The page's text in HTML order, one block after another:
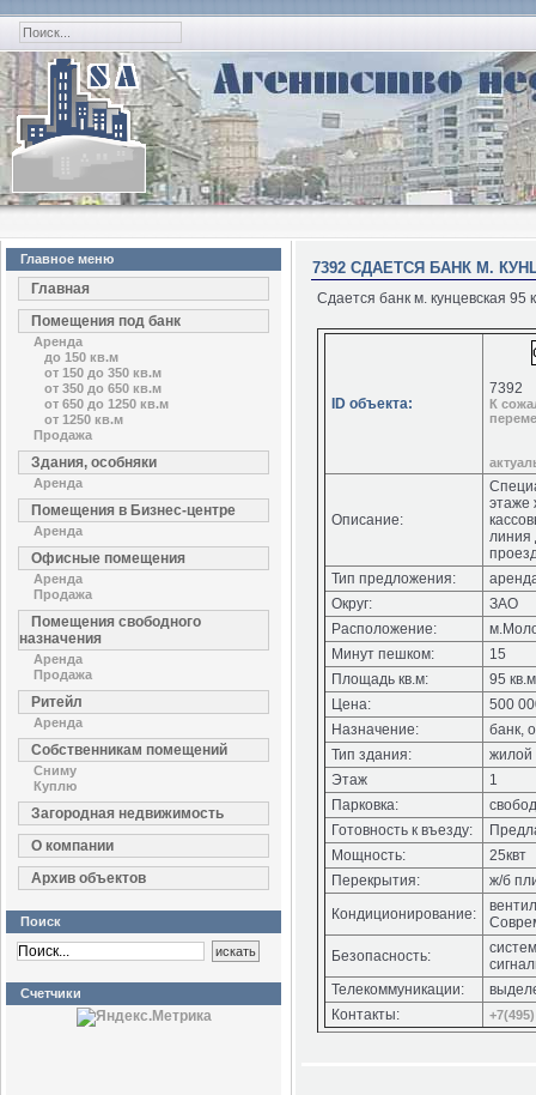
Главное меню
Главная
Помещения под банк
Аренда
до 150 кв.м
от 150 до 350 кв.м
от 350 до 650 кв.м
от 650 до 1250 кв.м
от 1250 кв.м
Продажа
Здания, особняки
Аренда
Помещения в Бизнес-центре
Аренда
Офисные помещения
Аренда
Продажа
Помещения свободного
назначения
Аренда
Продажа
Ритейл
Аренда
Собственникам помещений
Сниму
Куплю
Загородная недвижимость
О компании
Архив объектов
Поиск
Счетчики
7392 СДАЕТСЯ БАНК М.
Сдается банк м. кунцевская 95
ID объекта:
7392
К
Описание:
этаже
линия
Тип предложения:
Округ:
ЗАО
Расположение:
Минут пешком:
15
Площадь кв.м:
95 кв.м
Цена:
500
Назначение:
банк,
Тип здания:
жилой
Этаж
1
Парковка:
Готовность к въезду:
Мощность:
25квт
Перекрытия:
ж/б
Кондиционирование:
Безопасность:
Телекоммуникации:
Контакты: